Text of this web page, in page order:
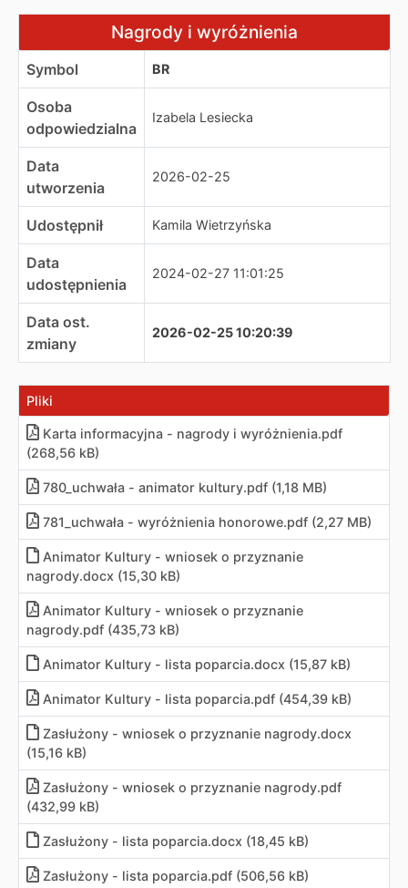
Nagrody i wyróżnieniaNagrody i wyróżnienia
Symbol BR
Osoba
odpowiedzialna
Izabela Lesiecka
Data
utworzenia
2026-02-25
Udostępnił Kamila Wietrzyńska
Data
udostępnienia
2024-02-27 11:01:25
Data ost.
zmiany
2026-02-25 10:20:39
Pliki
Karta informacyjna - nagrody i wyróżnienia.pdf
(268,56 kB)
780_uchwała - animator kultury.pdf (1,18 MB)
781_uchwała - wyróżnienia honorowe.pdf (2,27 MB)
Animator Kultury - wniosek o przyznanie
nagrody.docx (15,30 kB)
Animator Kultury - wniosek o przyznanie
nagrody.pdf (435,73 kB)
Animator Kultury - lista poparcia.docx (15,87 kB)
Animator Kultury - lista poparcia.pdf (454,39 kB)
Zasłużony - wniosek o przyznanie nagrody.docx
(15,16 kB)
Zasłużony - wniosek o przyznanie nagrody.pdf
(432,99 kB)
Zasłużony - lista poparcia.docx (18,45 kB)
Zasłużony - lista poparcia.pdf (506,56 kB)